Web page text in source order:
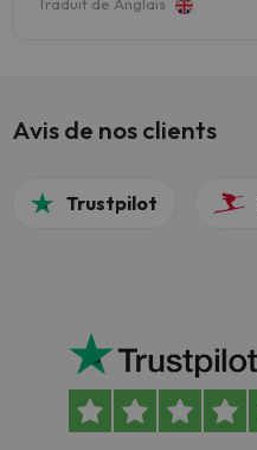
Avis de nos clients
Trustpilot